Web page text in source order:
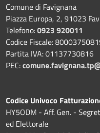
Comune di Favignana
Piazza Europa, 2, 91023
Telefono:0923 920011
Codice Fiscale:
Partita IVA: 01137730816
PEC:
Codice Univoco
HY5ODM - Aff. Gen. -
ed Elettorale